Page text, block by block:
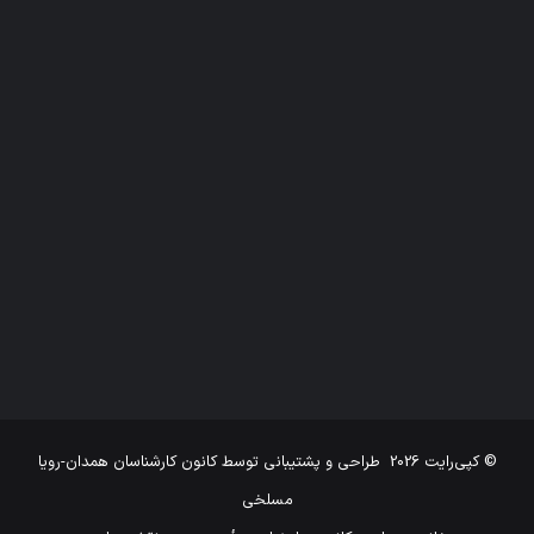
© کپی‌رایت 2026 طراحی و پشتیبانی توسطکانون کارشناسان همدان-رویا
مسلخی